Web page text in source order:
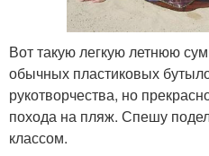
Вот такую легкую летнюю
обычных пластиковых
рукотворчества, но
похода на пляж. Спешу
классом.